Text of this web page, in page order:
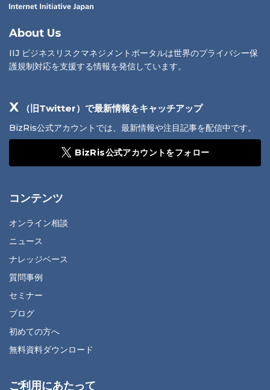
About Us
IIJ ビジネスリスクマネジメントポータルは世界のプライバシー保
護規制対応を支援する情報を発信しています。
X （旧Twitter）で最新情報をキャッチアップ
BizRis公式アカウントでは、最新情報や注目記事を配信中です。
BizRis公式アカウントをフォロー
コンテンツ
オンライン相談
ニュース
ナレッジベース
質問事例
セミナー
ブログ
初めての方へ
無料資料ダウンロード
ご利用にあたって